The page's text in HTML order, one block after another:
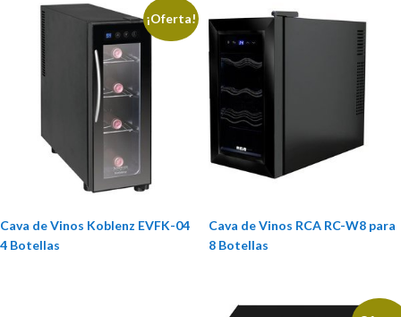
¡Oferta!
Cava de Vinos Koblenz EVFK-04
4 Botellas
Cava de Vinos RCA RC-W8 para
8 Botellas